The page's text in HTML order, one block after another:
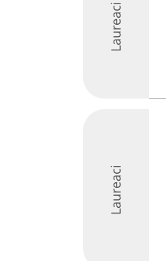
Laureaci
Laureaci